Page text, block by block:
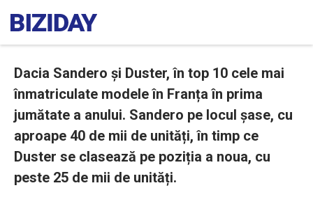
Dacia Sandero și Duster, în top 10 cele mai
înmatriculate modele în Franța în prima
jumătate a anului. Sandero pe locul șase, cu
aproape 40 de mii de unități, în timp ce
Duster se clasează pe poziția a noua, cu
peste 25 de mii de unități.